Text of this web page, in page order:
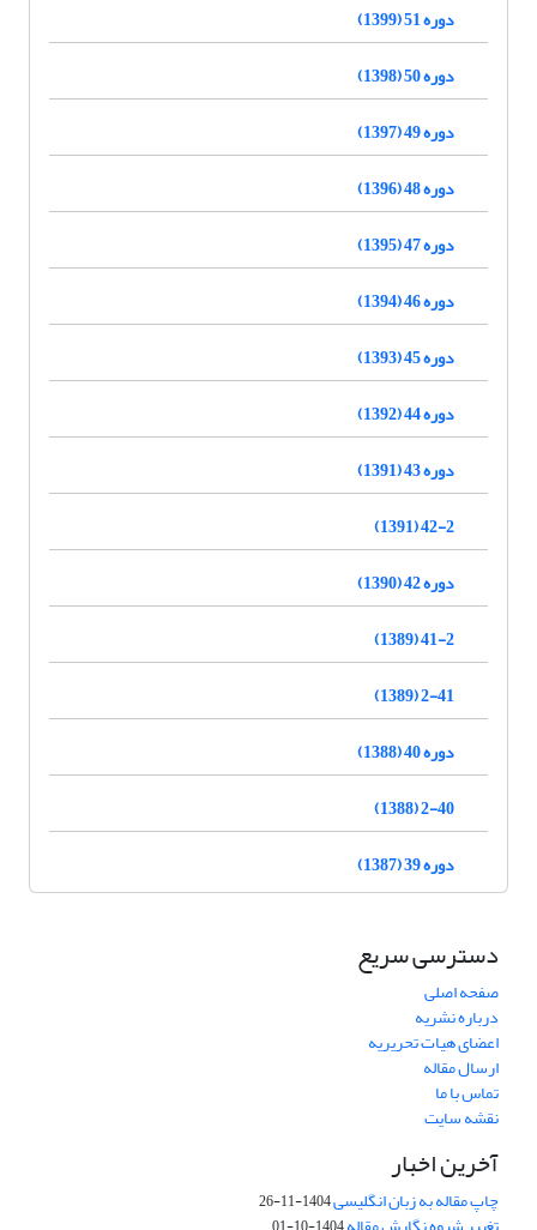
دوره 51 (1399)
دوره 50 (1398)
دوره 49 (1397)
دوره 48 (1396)
دوره 47 (1395)
دوره 46 (1394)
دوره 45 (1393)
دوره 44 (1392)
دوره 43 (1391)
42-2 (1391)
دوره 42 (1390)
41-2 (1389)
2-41 (1389)
دوره 40 (1388)
2-40 (1388)
دوره 39 (1387)
دسترسی سریع
صفحه اصلی
درباره نشریه
اعضای هیات تحریریه
ارسال مقاله
تماس با ما
نقشه سایت
آخرین اخبار
چاپ مقاله به زبان انگلیسی1404-11-26